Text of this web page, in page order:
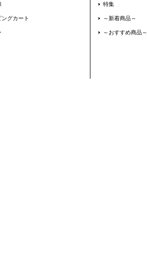
ングカート
特集
～新着商品～
～おすすめ商品～